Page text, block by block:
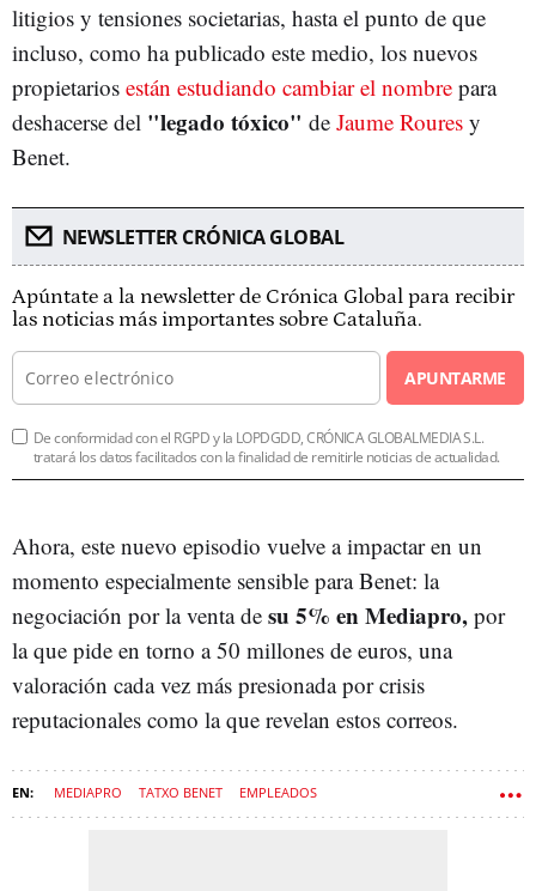
litigios y tensiones societarias, hasta el punto de que
incluso, como ha publicado este medio, los nuevos
propietarios están estudiando cambiar el nombre para
deshacerse del "legado tóxico" de Jaume Roures y
Benet.
NEWSLETTER CRÓNICA GLOBAL
Apúntate a la newsletter de Crónica Global para recibir
las noticias más importantes sobre Cataluña.
APUNTARME
De conformidad con el RGPD y la LOPDGDD, CRÓNICA GLOBALMEDIA S.L.
tratará los datos facilitados con la finalidad de remitirle noticias de actualidad.
Ahora, este nuevo episodio vuelve a impactar en un
momento especialmente sensible para Benet: la
negociación por la venta de su 5% en Mediapro, por
la que pide en torno a 50 millones de euros, una
valoración cada vez más presionada por crisis
reputacionales como la que revelan estos correos.
MEDIAPRO TATXO BENET EMPLEADOS